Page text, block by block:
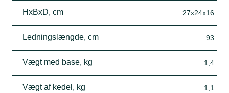
HxBxD, cm 27x24x16
Ledningslængde, cm 93
Vægt med base, kg 1,4
Vægt af kedel, kg 1,1